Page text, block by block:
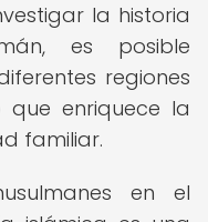
la historia
es posible
regiones
enriquece la
familiar.
en el